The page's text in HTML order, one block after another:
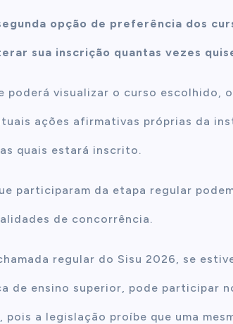
opção de preferência dos
sua inscrição quantas vezes
poderá visualizar o curso
ações afirmativas próprias da
quais estará inscrito.
participaram da etapa regular
de concorrência.
regular do Sisu 2026, se
de ensino superior, pode participar
, pois a legislação proíbe que uma